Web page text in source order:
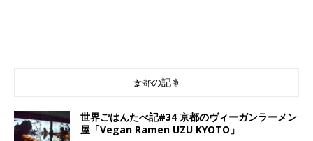
京都の記事
世界ごはんたべ記#34 京都のヴィーガンラーメン
屋「Vegan Ramen UZU KYOTO」